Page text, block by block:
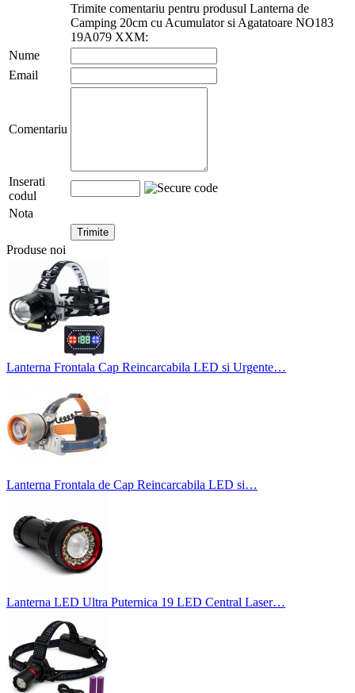
Trimite comentariu pentru produsul Lanterna de
Camping 20cm cu Acumulator si Agatatoare NO183
19A079 XXM:
Nume
Email
Comentariu
Inserati
codul
Nota
Produse noi
Lanterna Frontala Cap Reincarcabila LED si Urgente…
Lanterna Frontala de Cap Reincarcabila LED si…
Lanterna LED Ultra Puternica 19 LED Central Laser…